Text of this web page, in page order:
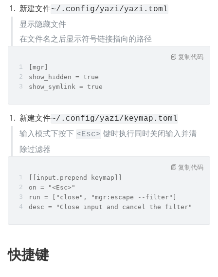
新建文件~/.config/yazi/yazi.toml
显示隐藏文件
在文件名之后显示符号链接指向的路径
[mgr]
show_hidden = true
show_symlink = true
复制代码
新建文件~/.config/yazi/keymap.toml
输入模式下按下 <Esc> 键时执行同时关闭输入并清
除过滤器
[[input.prepend_keymap]]
on = "<Esc>"
run = ["close", "mgr:escape --filter"]
desc = "Close input and cancel the filter"
复制代码
快捷键